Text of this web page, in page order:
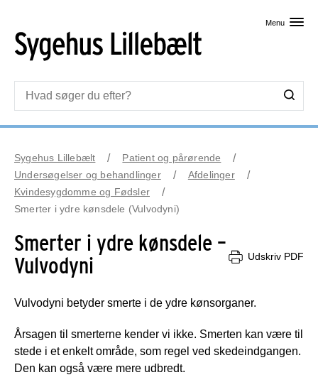
Menu
Sygehus Lillebælt
Patient og pårørende
Undersøgelser og behandlinger
Afdelinger
Kvindesygdomme og Fødsler
Smerter i ydre kønsdele (Vulvodyni)
Smerter i ydre kønsdele –
Vulvodyni
Udskriv PDF
Vulvodyni betyder smerte i de ydre kønsorganer.
Årsagen til smerterne kender vi ikke. Smerten kan være til
stede i et enkelt område, som regel ved skedeindgangen.
Den kan også være mere udbredt.